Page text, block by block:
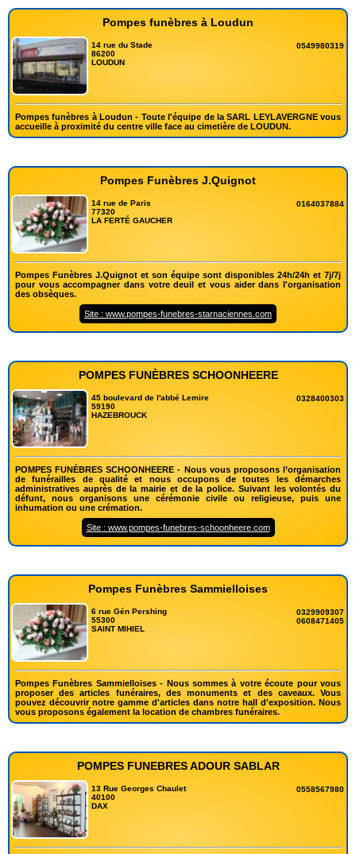
Pompes funèbres à Loudun
14 rue du Stade
86200
LOUDUN
0549980319
Pompes funèbres à Loudun - Toute l'équipe de la SARL LEYLAVERGNE vous
accueille à proximité du centre ville face au cimetière de LOUDUN.
Pompes Funèbres J.Quignot
14 rue de Paris
77320
LA FERTÉ GAUCHER
0164037884
Pompes Funèbres J.Quignot et son équipe sont disponibles 24h/24h et 7j/7j
pour vous accompagner dans votre deuil et vous aider dans l'organisation
des obsèques.
Site : www.pompes-funebres-starnaciennes.com
POMPES FUNÈBRES SCHOONHEERE
45 boulevard de l'abbé Lemire
59190
HAZEBROUCK
0328400303
POMPES FUNÈBRES SCHOONHEERE - Nous vous proposons l’organisation
de funérailles de qualité et nous occupons de toutes les démarches
administratives auprès de la mairie et de la police. Suivant les volontés du
défunt, nous organisons une cérémonie civile ou religieuse, puis une
inhumation ou une crémation.
Site : www.pompes-funebres-schoonheere.com
Pompes Funèbres Sammielloises
6 rue Gén Pershing
55300
SAINT MIHIEL
0329909307
0608471405
Pompes Funèbres Sammielloises - Nous sommes à votre écoute pour vous
proposer des articles funéraires, des monuments et des caveaux. Vous
pouvez découvrir notre gamme d'articles dans notre hall d'exposition. Nous
vous proposons également la location de chambres funéraires.
POMPES FUNEBRES ADOUR SABLAR
13 Rue Georges Chaulet
40100
DAX
0558567980